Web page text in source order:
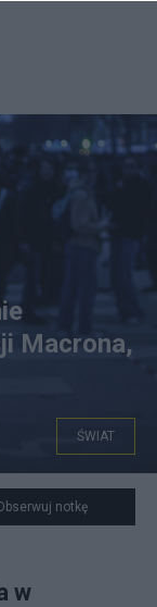
PAP/EPA)
Macrona,
ŚWIAT
notkę
w